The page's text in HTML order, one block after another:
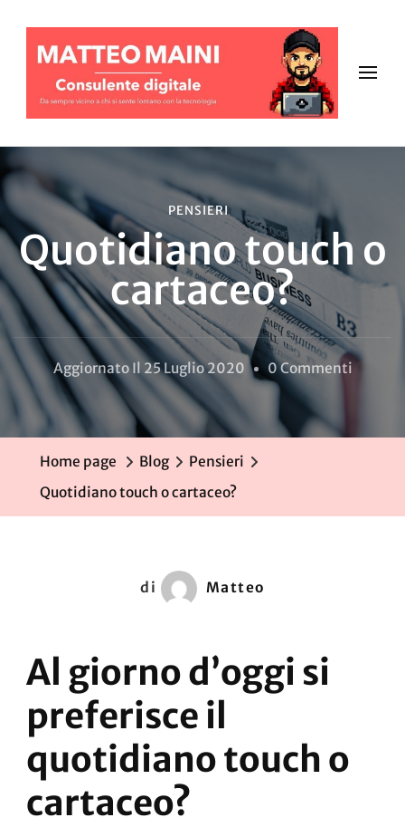
PENSIERI
Quotidiano touch o
cartaceo?
Aggiornato Il 25 Luglio 2020 0 CommentiSu
Home page Blog
Pensieri
Quotidiano touch o cartaceo?
di Matteo
Al giorno d’oggi si
preferisce il
quotidiano touch o
cartaceo?